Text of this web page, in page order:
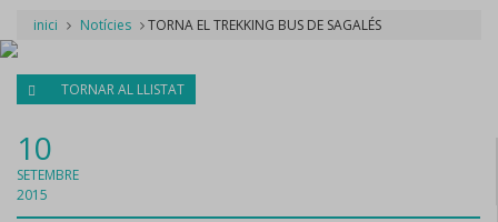
inici Notícies TORNA EL TREKKING BUS DE SAGALÉS
TORNAR AL LLISTAT
10
SETEMBRE
2015